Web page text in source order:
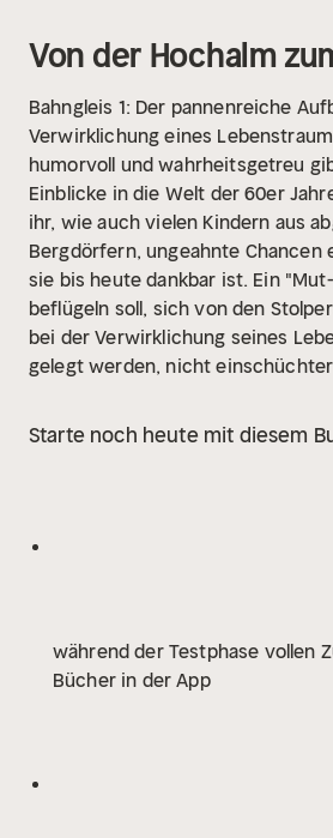
Von der Hochalm
Bahngleis 1: Der pannenreiche
Verwirklichung eines
humorvoll und wahrheitsgetreu
Einblicke in die Welt der 60er
ihr, wie auch vielen Kindern aus
Bergdörfern, ungeahnte
sie bis heute dankbar ist. Ein
beflügeln soll, sich von den
bei der Verwirklichung seines
gelegt werden, nicht
Starte noch heute mit diesem
während der Testphase vollen
Bücher in der App